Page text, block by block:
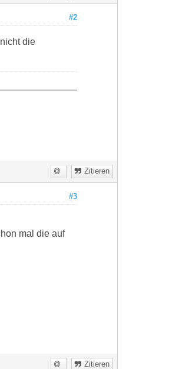
#2
die
Zitieren
#3
mal die auf
Zitieren